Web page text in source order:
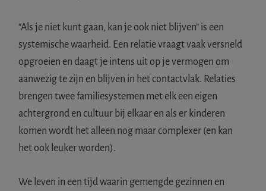
“Als je niet kunt gaan, kan je ook niet blijven” is een
systemische waarheid. Een relatie vraagt vaak versneld
opgroeien en daagt je intens uit op je vermogen om
aanwezig te zijn en blijven in het contactvlak. Relaties
brengen twee familiesystemen met elk een eigen
achtergrond en cultuur bij elkaar en als er kinderen
komen wordt het alleen nog maar complexer (en kan
het ook leuker worden).
We leven in een tijd waarin gemengde gezinnen en